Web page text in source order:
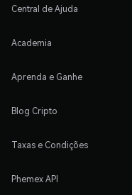
Central de Ajuda
Academia
Aprenda e Ganhe
Blog Cripto
Taxas e Condições
Phemex API